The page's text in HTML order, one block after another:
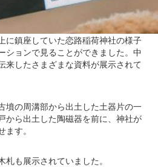
に鎮座していた恋路稲荷神社の様子
ションで見ることができました。中
来したさまざまな資料が展示されて
墳の周溝部から出土した土器片の一
から出土した陶磁器を前に、神社が
す。
も展示されていました。